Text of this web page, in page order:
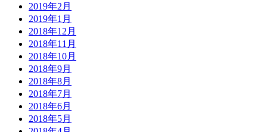
2019年2月
2019年1月
2018年12月
2018年11月
2018年10月
2018年9月
2018年8月
2018年7月
2018年6月
2018年5月